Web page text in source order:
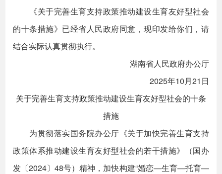
《关于完善生育支持政策推动建设生育友好型社会
的十条措施》已经省人民政府同意，现印发给你们，请
结合实际认真贯彻执行。
湖南省人民政府办公厅
2025年10月21日
关于完善生育支持政策推动建设生育友好型社会的十条
措施
为贯彻落实国务院办公厅《关于加快完善生育支持
政策体系推动建设生育友好型社会的若干措施》（国办
发〔2024〕48号）精神，加快构建“婚恋—生育—托育—